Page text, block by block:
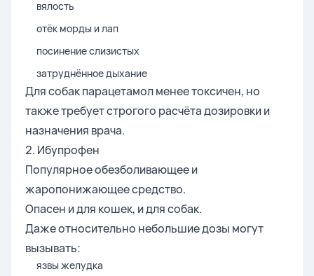
вялость
отёк морды и лап
посинение слизистых
затруднённое дыхание
Для собак парацетамол менее токсичен, но
также требует строгого расчёта дозировки и
назначения врача.
2. Ибупрофен
Популярное обезболивающее и
жаропонижающее средство.
Опасен и для кошек, и для собак.
Даже относительно небольшие дозы могут
вызывать:
язвы желудка